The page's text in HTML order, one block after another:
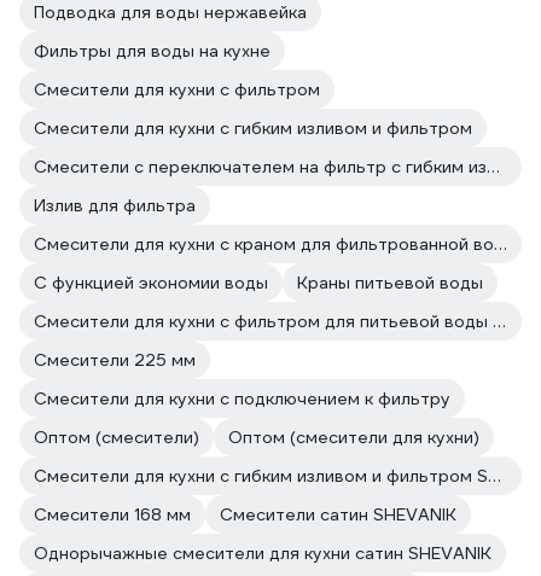
Подводка для воды нержавейка
Фильтры для воды на кухне
Смесители для кухни с фильтром
Смесители для кухни с гибким изливом и фильтром
Смесители с переключателем на фильтр с гибким изливом
Излив для фильтра
Смесители для кухни с краном для фильтрованной воды Elghansa
С функцией экономии воды
Краны питьевой воды
Смесители для кухни с фильтром для питьевой воды Grohe
Смесители 225 мм
Смесители для кухни с подключением к фильтру
Оптом (смесители)
Оптом (смесители для кухни)
Смесители для кухни с гибким изливом и фильтром SHEVANIK
Смесители 168 мм
Смесители сатин SHEVANIK
Однорычажные смесители для кухни сатин SHEVANIK